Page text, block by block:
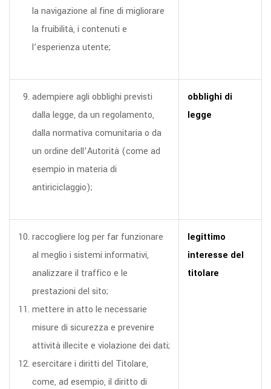
la navigazione al fine di migliorare
la fruibilità, i contenuti e
l’esperienza utente;
adempiere agli obblighi previsti
dalla legge, da un regolamento,
dalla normativa comunitaria o da
un ordine dell’Autorità (come ad
esempio in materia di
antiriciclaggio);
obblighi di
legge
raccogliere log per far funzionare
al meglio i sistemi informativi,
analizzare il traffico e le
prestazioni del sito;
mettere in atto le necessarie
misure di sicurezza e prevenire
attività illecite e violazione dei dati;
esercitare i diritti del Titolare,
come, ad esempio, il diritto di
legittimo
interesse del
titolare